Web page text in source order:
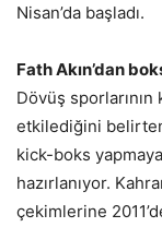
Nisan’da başladı.
Fath Akın’dan
Dövüş sporlarının
etkilediğini
kick-boks
hazırlanıyor.
çekimlerine